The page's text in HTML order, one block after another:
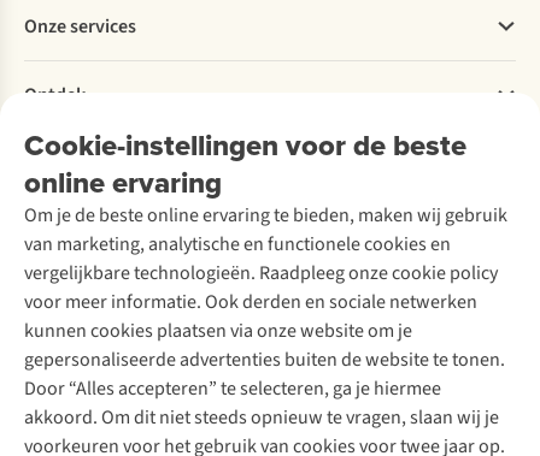
Cookie-instellingen voor de beste
online ervaring
Om je de beste online ervaring te bieden, maken wij gebruik
van marketing, analytische en functionele cookies en
vergelijkbare technologieën. Raadpleeg onze cookie policy
voor meer informatie. Ook derden en sociale netwerken
kunnen cookies plaatsen via onze website om je
gepersonaliseerde advertenties buiten de website te tonen.
Door “Alles accepteren” te selecteren, ga je hiermee
akkoord. Om dit niet steeds opnieuw te vragen, slaan wij je
voorkeuren voor het gebruik van cookies voor twee jaar op.
Levering
Retourneren
Bestelling herroepen
Garantie
Contact
Explore More
Verantwoord ondernemen
Over Ayacucho
Onze winkels
Over A.S.Adventure
Toegankelijkheidsverklaring
Onze services
Ski-onderhoud
Wasservice
Schoenonderhoud
Schoenherstelling
Kledingherstelling
Retouches
Voor bedrijven
Ontdek
A.S.Magazine
Podcast
Explore Academy
Explore Camp
Gear Check
Inspiratie & advies
Meld je aan voor de nieuwsbrief
Follow us